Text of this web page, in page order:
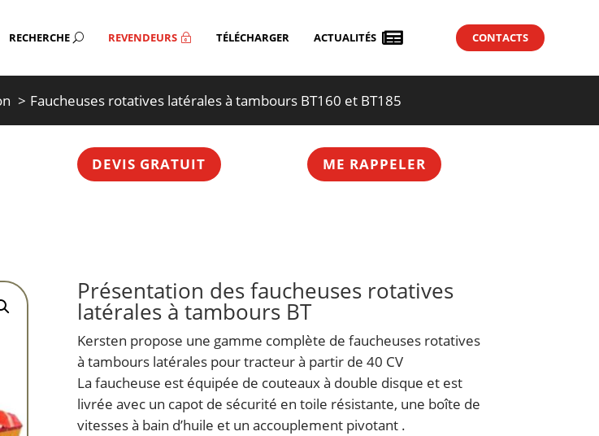
U
RECHERCHE ~
REVENDEURS TÉLÉCHARGER 
ACTUALITÉS CONTACTS
Faucheuses rotatives latérales à tambours BT160 et BT185
DEVIS GRATUIT ME RAPPELER
Présentation des faucheuses rotatives
latérales à tambours BT
Kersten propose une gamme complète de faucheuses rotatives
à tambours latérales pour tracteur à partir de 40 CV
La faucheuse est équipée de couteaux à double disque et est
livrée avec un capot de sécurité en toile résistante, une boîte de
vitesses à bain d’huile et un accouplement pivotant .